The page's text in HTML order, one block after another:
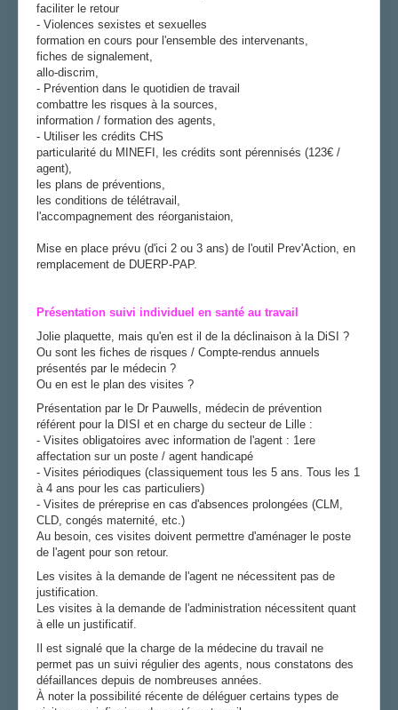
faciliter le retour
- Violences sexistes et sexuelles
formation en cours pour l'ensemble des intervenants,
fiches de signalement,
allo-discrim,
- Prévention dans le quotidien de travail
combattre les risques à la sources,
information / formation des agents,
- Utiliser les crédits CHS
particularité du MINEFI, les crédits sont pérennisés (123€ /
agent),
les plans de préventions,
les conditions de télétravail,
l'accompagnement des réorganistaion,
Mise en place prévu (d'ici 2 ou 3 ans) de l'outil Prev'Action, en
remplacement de DUERP-PAP.
Présentation suivi individuel en santé au travail
Jolie plaquette, mais qu'en est il de la déclinaison à la DiSI ?
Ou sont les fiches de risques / Compte-rendus annuels
présentés par le médecin ?
Ou en est le plan des visites ?
Présentation par le Dr Pauwells, médecin de prévention
référent pour la DISI et en charge du secteur de Lille :
- Visites obligatoires avec information de l'agent : 1ere
affectation sur un poste / agent handicapé
- Visites périodiques (classiquement tous les 5 ans. Tous les 1
à 4 ans pour les cas particuliers)
- Visites de préreprise en cas d'absences prolongées (CLM,
CLD, congés maternité, etc.)
Au besoin, ces visites doivent permettre d'aménager le poste
de l'agent pour son retour.
Les visites à la demande de l'agent ne nécessitent pas de
justification.
Les visites à la demande de l'administration nécessitent quant
à elle un justificatif.
Il est signalé que la charge de la médecine du travail ne
permet pas un suivi régulier des agents, nous constatons des
défaillances depuis de nombreuses années.
À noter la possibilité récente de déléguer certains types de